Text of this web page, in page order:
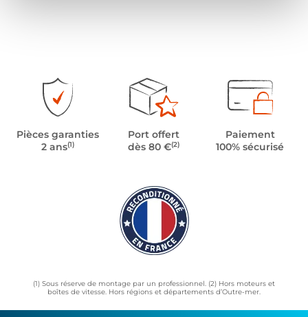
Pièces garanties
2 ans(1)
Port offert
dès 80 €(2)
Paiement
100% sécurisé
(1) Sous réserve de montage par un professionnel. (2) Hors moteurs et
boîtes de vitesse. Hors régions et départements d’Outre-mer.